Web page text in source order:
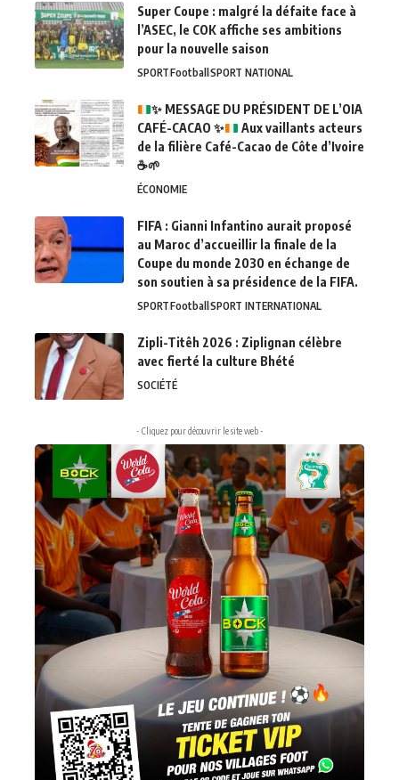
Super Coupe : malgré la défaite face à
l’ASEC, le COK affiche ses ambitions
pour la nouvelle saison
SPORTFootballSPORT NATIONAL
✨MESSAGE DU PRÉSIDENT DE L’OIA
CAFÉ-CACAO ✨
Aux vaillants acteurs
de la filière Café-Cacao de Côte d’Ivoire
☕🌱
ÉCONOMIE
FIFA : Gianni Infantino aurait proposé
au Maroc d’accueillir la finale de la
Coupe du monde 2030 en échange de
son soutien à sa présidence de la FIFA.
SPORTFootballSPORT INTERNATIONAL
Zipli-Titêh 2026 : Ziplignan célèbre
avec fierté la culture Bhété
SOCIÉTÉ
- Cliquez pour découvrir le site web -